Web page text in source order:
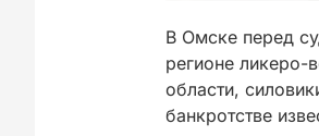
В Омске перед
регионе
области,
банкротстве